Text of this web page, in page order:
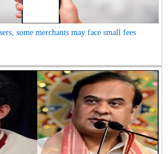
some merchants may face small fees